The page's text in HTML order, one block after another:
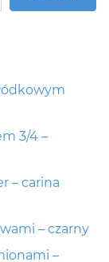
3/4 –
– carina
– czarny
–